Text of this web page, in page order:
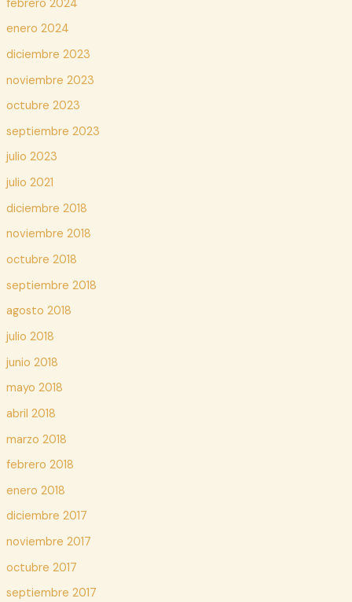
febrero 2024
enero 2024
diciembre 2023
noviembre 2023
octubre 2023
septiembre 2023
julio 2023
julio 2021
diciembre 2018
noviembre 2018
octubre 2018
septiembre 2018
agosto 2018
julio 2018
junio 2018
mayo 2018
abril 2018
marzo 2018
febrero 2018
enero 2018
diciembre 2017
noviembre 2017
octubre 2017
septiembre 2017